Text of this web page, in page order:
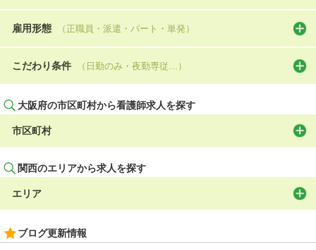
雇用形態 （正職員・派遣・パート・単発）
こだわり条件 （日勤のみ・夜勤専従…）
大阪府の市区町村から看護師求人を探す
市区町村
関西のエリアから求人を探す
エリア
ブログ更新情報